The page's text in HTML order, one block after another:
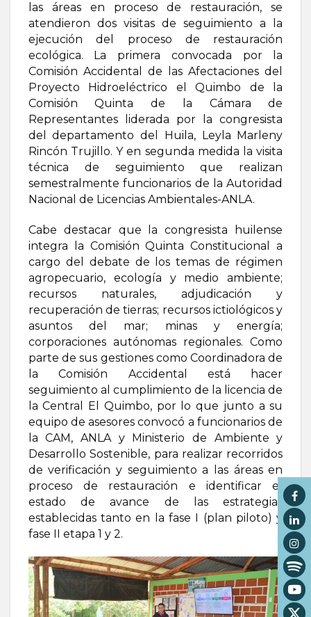
las áreas en proceso de restauración, se
atendieron dos visitas de seguimiento a la
ejecución del proceso de restauración
ecológica. La primera convocada por la
Comisión Accidental de las Afectaciones del
Proyecto Hidroeléctrico el Quimbo de la
Comisión Quinta de la Cámara de
Representantes liderada por la congresista
del departamento del Huila, Leyla Marleny
Rincón Trujillo. Y en segunda medida la visita
técnica de seguimiento que realizan
semestralmente funcionarios de la Autoridad
Nacional de Licencias Ambientales-ANLA.
Cabe destacar que la congresista huilense
integra la Comisión Quinta Constitucional a
cargo del debate de los temas de régimen
agropecuario, ecología y medio ambiente;
recursos naturales, adjudicación y
recuperación de tierras; recursos ictiológicos y
asuntos del mar; minas y energía;
corporaciones autónomas regionales. Como
parte de sus gestiones como Coordinadora de
la Comisión Accidental está hacer
seguimiento al cumplimiento de la licencia de
la Central El Quimbo, por lo que junto a su
equipo de asesores convocó a funcionarios de
la CAM, ANLA y Ministerio de Ambiente y
Desarrollo Sostenible, para realizar recorridos
de verificación y seguimiento a las áreas en
proceso de restauración e identificar el
estado de avance de las estrategias
establecidas tanto en la fase I (plan piloto) y
fase II etapa 1 y 2.